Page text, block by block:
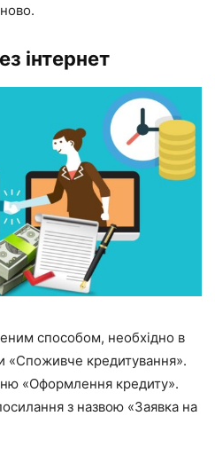
інтернет
способом, необхідно в
«Споживче кредитування».
«Оформлення кредиту».
з назвою «Заявка на